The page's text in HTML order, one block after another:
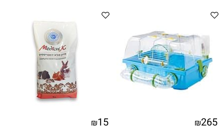
₪265
₪15